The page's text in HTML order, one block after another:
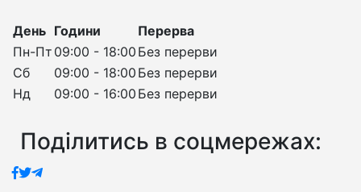
День Години
Перерва
Пн-Пт 09:00 - 18:00 Без перерви
Сб
09:00 - 18:00 Без перерви
Нд
09:00 - 16:00 Без перерви
Поділитись в соцмережах: